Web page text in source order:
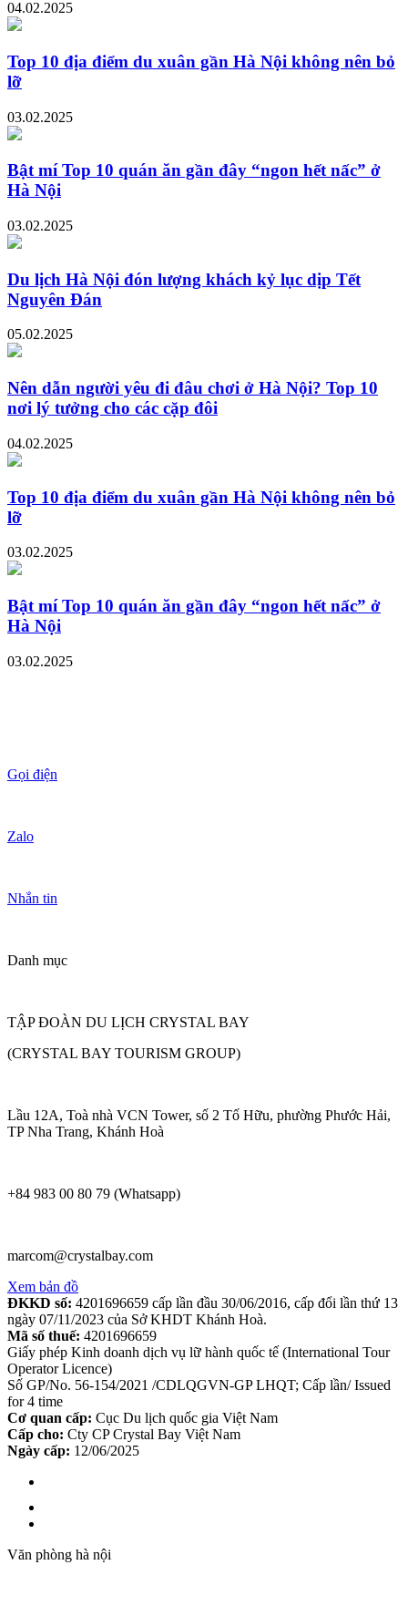
04.02.2025
Top 10 địa điểm du xuân gần Hà Nội không nên bỏ
lỡ
03.02.2025
Bật mí Top 10 quán ăn gần đây “ngon hết nấc” ở
Hà Nội
03.02.2025
Du lịch Hà Nội đón lượng khách kỷ lục dịp Tết
Nguyên Đán
05.02.2025
Nên dẫn người yêu đi đâu chơi ở Hà Nội? Top 10
nơi lý tưởng cho các cặp đôi
04.02.2025
Top 10 địa điểm du xuân gần Hà Nội không nên bỏ
lỡ
03.02.2025
Bật mí Top 10 quán ăn gần đây “ngon hết nấc” ở
Hà Nội
03.02.2025
Gọi điện
Zalo
Nhắn tin
Danh mục
TẬP ĐOÀN DU LỊCH CRYSTAL BAY
(CRYSTAL BAY TOURISM GROUP)
Lầu 12A, Toà nhà VCN Tower, số 2 Tố Hữu, phường Phước Hải,
TP Nha Trang, Khánh Hoà
+84 983 00 80 79 (Whatsapp)
marcom@crystalbay.com
Xem bản đồ
ĐKKD số: 4201696659 cấp lần đầu 30/06/2016, cấp đổi lần thứ 13
ngày 07/11/2023 của Sở KHDT Khánh Hoà.
Mã số thuế: 4201696659
Giấy phép Kinh doanh dịch vụ lữ hành quốc tế (International Tour
Operator Licence)
Số GP/No. 56-154/2021 /CDLQGVN-GP LHQT; Cấp lần/ Issued
for 4 time
Cơ quan cấp: Cục Du lịch quốc gia Việt Nam
Cấp cho: Cty CP Crystal Bay Việt Nam
Ngày cấp: 12/06/2025
Văn phòng hà nội